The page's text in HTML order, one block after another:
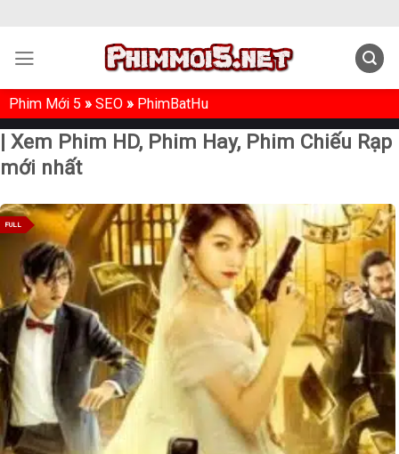
content
Phim Mới 5 » SEO » PhimBatHu
| Xem Phim HD, Phim Hay, Phim Chiếu Rạp
mới nhất
FULL